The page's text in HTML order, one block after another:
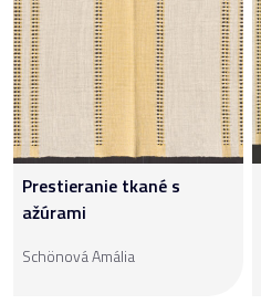
Prestieranie tkané s
ažúrami
Schönová Amália